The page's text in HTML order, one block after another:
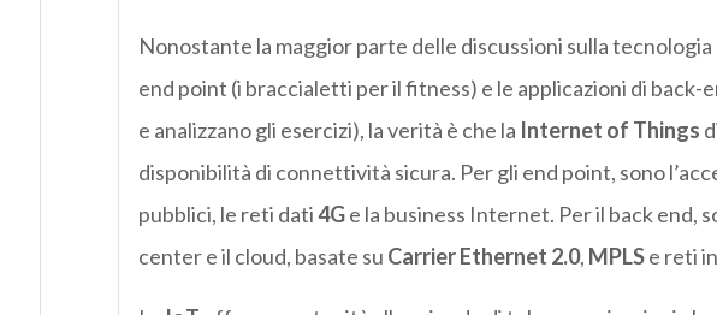
Nonostante la maggior parte delle discussioni sulla tecnologia
end point (i braccialetti per il fitness) e le applicazioni di back-
e analizzano gli esercizi), la verità è che la Internet of Things
disponibilità di connettività sicura. Per gli end point, sono
pubblici, le reti dati4Ge la business Internet. Per il back end,
center e il cloud, basate su Carrier Ethernet 2.0, MPLSe reti